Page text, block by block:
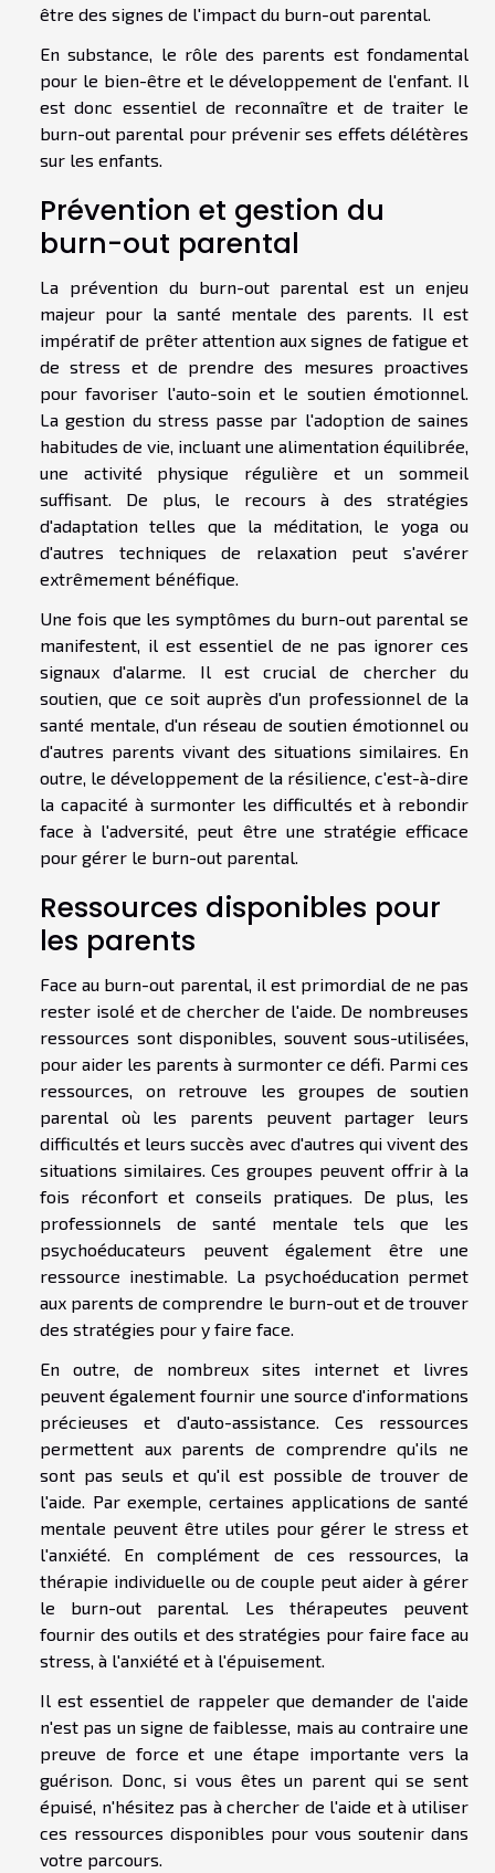
être des signes de l'impact du burn-out parental.
En substance, le rôle des parents est fondamental
pour le bien-être et le développement de l'enfant. Il
est donc essentiel de reconnaître et de traiter le
burn-out parental pour prévenir ses effets délétères
sur les enfants.
Prévention et gestion du
burn-out parental
La prévention du burn-out parental est un enjeu
majeur pour la santé mentale des parents. Il est
impératif de prêter attention aux signes de fatigue et
de stress et de prendre des mesures proactives
pour favoriser l'auto-soin et le soutien émotionnel.
La gestion du stress passe par l'adoption de saines
habitudes de vie, incluant une alimentation équilibrée,
une activité physique régulière et un sommeil
suffisant. De plus, le recours à des stratégies
d'adaptation telles que la méditation, le yoga ou
d'autres techniques de relaxation peut s'avérer
extrêmement bénéfique.
Une fois que les symptômes du burn-out parental se
manifestent, il est essentiel de ne pas ignorer ces
signaux d'alarme. Il est crucial de chercher du
soutien, que ce soit auprès d'un professionnel de la
santé mentale, d'un réseau de soutien émotionnel ou
d'autres parents vivant des situations similaires. En
outre, le développement de la résilience, c'est-à-dire
la capacité à surmonter les difficultés et à rebondir
face à l'adversité, peut être une stratégie efficace
pour gérer le burn-out parental.
Ressources disponibles pour
les parents
Face au burn-out parental, il est primordial de ne pas
rester isolé et de chercher de l'aide. De nombreuses
ressources sont disponibles, souvent sous-utilisées,
pour aider les parents à surmonter ce défi. Parmi ces
ressources, on retrouve les groupes de soutien
parental où les parents peuvent partager leurs
difficultés et leurs succès avec d'autres qui vivent des
situations similaires. Ces groupes peuvent offrir à la
fois réconfort et conseils pratiques. De plus, les
professionnels de santé mentale tels que les
psychoéducateurs peuvent également être une
ressource inestimable. La psychoéducation permet
aux parents de comprendre le burn-out et de trouver
des stratégies pour y faire face.
En outre, de nombreux sites internet et livres
peuvent également fournir une source d'informations
précieuses et d'auto-assistance. Ces ressources
permettent aux parents de comprendre qu'ils ne
sont pas seuls et qu'il est possible de trouver de
l'aide. Par exemple, certaines applications de santé
mentale peuvent être utiles pour gérer le stress et
l'anxiété. En complément de ces ressources, la
thérapie individuelle ou de couple peut aider à gérer
le burn-out parental. Les thérapeutes peuvent
fournir des outils et des stratégies pour faire face au
stress, à l'anxiété et à l'épuisement.
Il est essentiel de rappeler que demander de l'aide
n'est pas un signe de faiblesse, mais au contraire une
preuve de force et une étape importante vers la
guérison. Donc, si vous êtes un parent qui se sent
épuisé, n'hésitez pas à chercher de l'aide et à utiliser
ces ressources disponibles pour vous soutenir dans
votre parcours.